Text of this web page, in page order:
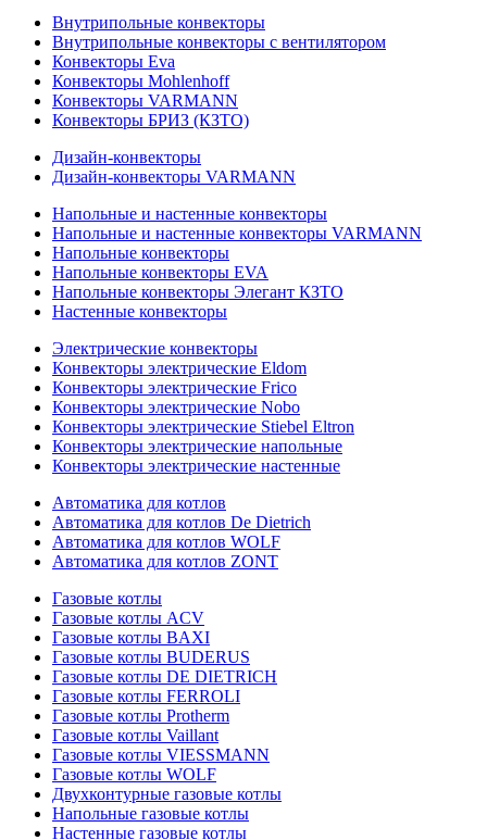
Внутрипольные конвекторы
Внутрипольные конвекторы с вентилятором
Конвекторы Eva
Конвекторы Mohlenhoff
Конвекторы VARMANN
Конвекторы БРИЗ (КЗТО)
Дизайн-конвекторы
Дизайн-конвекторы VARMANN
Напольные и настенные конвекторы
Напольные и настенные конвекторы VARMANN
Напольные конвекторы
Напольные конвекторы EVA
Напольные конвекторы Элегант КЗТО
Настенные конвекторы
Электрические конвекторы
Конвекторы электрические Eldom
Конвекторы электрические Frico
Конвекторы электрические Nobo
Конвекторы электрические Stiebel Eltron
Конвекторы электрические напольные
Конвекторы электрические настенные
Автоматика для котлов
Автоматика для котлов De Dietrich
Автоматика для котлов WOLF
Автоматика для котлов ZONT
Газовые котлы
Газовые котлы ACV
Газовые котлы BAXI
Газовые котлы BUDERUS
Газовые котлы DE DIETRICH
Газовые котлы FERROLI
Газовые котлы Protherm
Газовые котлы Vaillant
Газовые котлы VIESSMANN
Газовые котлы WOLF
Двухконтурные газовые котлы
Напольные газовые котлы
Настенные газовые котлы